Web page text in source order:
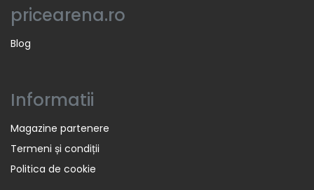
pricearena.ro
Blog
Informatii
Magazine partenere
Termeni și condiții
Politica de cookie